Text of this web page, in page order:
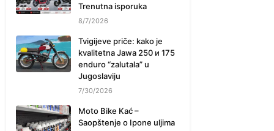
Trenutna isporuka
8/7/2026
Tvigijeve priče: kako je
kvalitetna Jawa 250 и 175
enduro “zalutala” u
Jugoslaviju
7/30/2026
Moto Bike Kać –
Saopštenje o Ipone uljima